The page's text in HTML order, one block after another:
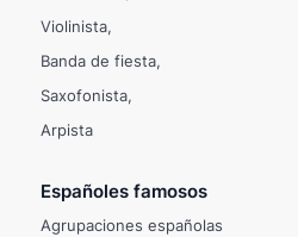
Violinista
Banda de fiesta
Saxofonista
Arpista
Españoles famosos
Agrupaciones españolas